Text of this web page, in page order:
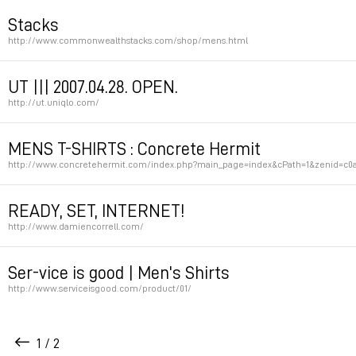
Stacks
http://www.commonwealthstacks.com/shop/mens.html
UT ||| 2007.04.28. OPEN.
http://ut.uniqlo.com/
MENS T-SHIRTS : Concrete Hermit
http://www.concretehermit.com/
READY, SET, INTERNET!
http://www.damiencorrell.com/
Ser-vice is good | Men's Shirts
http://www.serviceisgood.com/product/01/
1 / 2